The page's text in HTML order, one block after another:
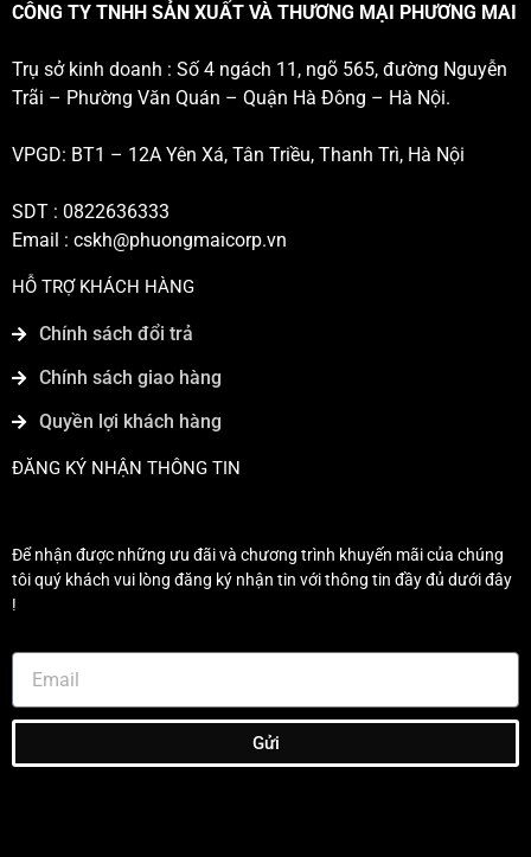
CÔNG TY TNHH SẢN XUẤT VÀ THƯƠNG MẠI PHƯƠNG MAI
Trụ sở kinh doanh : Số 4 ngách 11, ngõ 565, đường Nguyễn
Trãi – Phường Văn Quán – Quận Hà Đông – Hà Nội.
VPGD: BT1 – 12A Yên Xá, Tân Triều, Thanh Trì, Hà Nội
SDT : 0822636333
Email : cskh@phuongmaicorp.vn
HỖ TRỢ KHÁCH HÀNG
Chính sách đổi trả
Chính sách giao hàng
Quyền lợi khách hàng
ĐĂNG KÝ NHẬN THÔNG TIN
Để nhận được những ưu đãi và chương trình khuyến mãi của chúng
tôi quý khách vui lòng đăng ký nhận tin với thông tin đầy đủ dưới đây
!
Gửi